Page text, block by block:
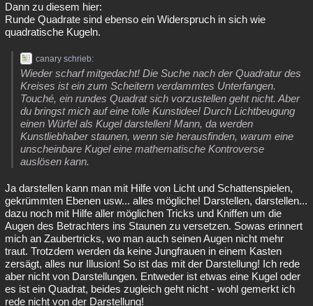
Dann zu diesem hier:
Runde Quadrate sind ebenso ein Widerspruch in sich wie
quadratische Kugeln.
canary schrieb:
Wieder scharf mitgedacht! Die Suche nach der Quadratur des
Kreises ist ein zum Scheitern verdammtes Unterfangen.
Touché, ein rundes Quadrat sich vorzustellen geht nicht. Aber
du bringst mich auf eine tolle Kunstidee! Durch Lichtbeugung
einen Würfel als Kugel darstellen! Mann, da werden
Kunstliebhaber staunen, wenn sie herausfinden, warum eine
unscheinbare Kugel eine mathematische Kontroverse
auslösen kann.
Ja darstellen kann man mit Hilfe von Licht und Schattenspielen,
gekrümmten Ebenen usw... alles mögliche! Darstellen, darstellen...
dazu noch mit Hilfe aller möglichen Tricks und Kniffen um die
Augen des Betrachters ins Staunen zu versetzen. Sowas erinnert
mich an Zaubertricks, wo man auch seinen Augen nicht mehr
traut. Trotzdem werden da keine Jungfrauen in einem Kasten
zersägt, alles nur Illusion! So ist das mit der Darstellung! Ich rede
aber nicht von Darstellungen. Entweder ist etwas eine Kugel oder
es ist ein Quadrat, beides zugleich geht nicht - wohl gemerkt ich
rede nicht von der Darstellung!